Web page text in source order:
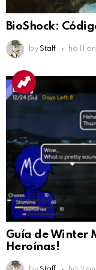
BioShock:
by Staff há 11
Guía de Winter
Heroínas!